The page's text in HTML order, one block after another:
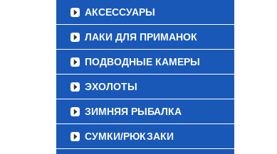
АКСЕССУАРЫ
ЛАКИ ДЛЯ ПРИМАНОК
ПОДВОДНЫЕ КАМЕРЫ
ЭХОЛОТЫ
ЗИМНЯЯ РЫБАЛКА
СУМКИ/РЮКЗАКИ